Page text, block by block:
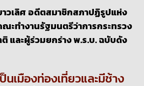
เลิศ อดีตสมาชิกสภาปฏิรูปแห่ง
ะทำงานรัฐมนตรีว่าการกระทรวง
และผู้ร่วมยกร่าง พ.ร.บ. ฉบับดัง
นเมืองท่องเที่ยวและมีช้าง